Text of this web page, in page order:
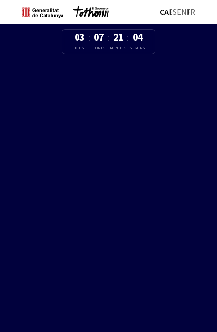
CAESENFR
03
DIES
: 07
HORES
: 21
MINUTS
: 03
SEGONS